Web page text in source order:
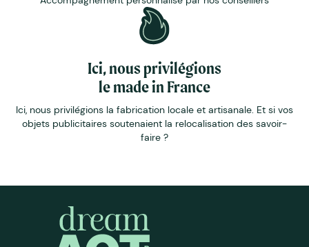
Ici, nous privilégions
le made in France
Ici, nous privilégions la fabrication locale et artisanale. Et si vos
objets publicitaires soutenaient la relocalisation des savoir-
faire ?